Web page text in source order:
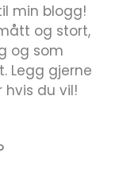
min blogg!
og stort,
og som
Legg gjerne
du vil!